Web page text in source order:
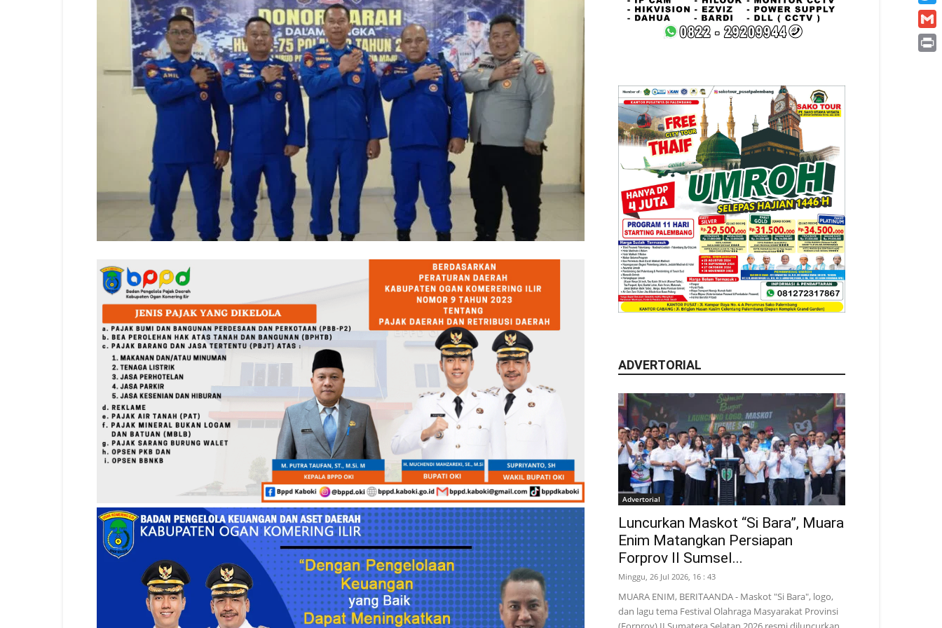
ADVERTORIAL
Advertorial
Luncurkan Maskot “Si Bara”, Muara
Enim Matangkan Persiapan
Forprov II Sumsel...
Minggu, 26 Jul 2026, 16 : 43
MUARA ENIM, BERITAANDA - Maskot "Si Bara", logo,
dan lagu tema Festival Olahraga Masyarakat Provinsi